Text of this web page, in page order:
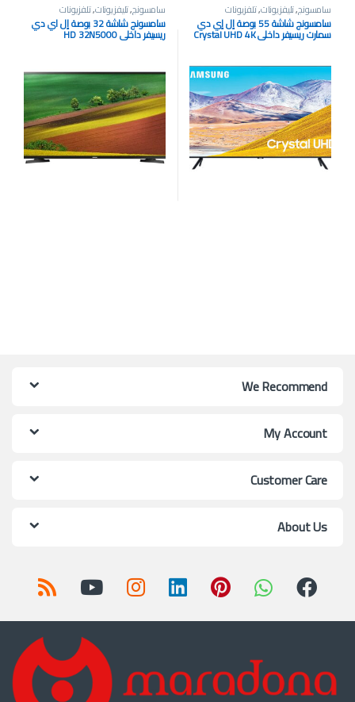
سامسونج,تليفزيونات,تلفزيونات
سامسونج شاشة 55 بوصة إل إي دي
سمارت ريسيفر داخلي Crystal UHD 4K
55TU8000
سامسونج,تليفزيونات,تلفزيونات
سامسونج شاشة 32 بوصة إل اي دي
ريسيفر داخلي HD 32N5000
We Recommend
My Account
Customer Care
About Us